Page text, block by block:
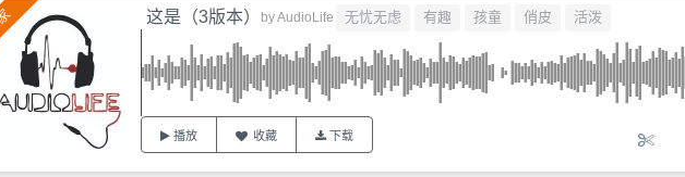
这是（3版本） byAudioLife 无忧无虑 有趣 孩童 俏皮 活泼
播放 收藏 下载